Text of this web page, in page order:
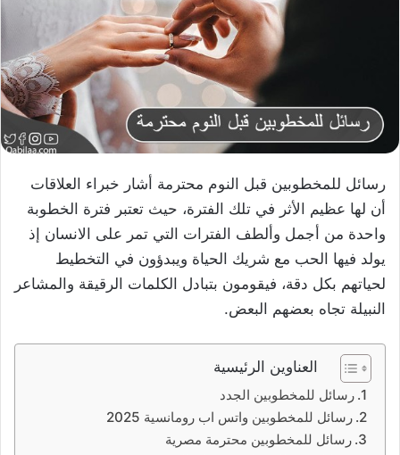
رسائل للمخطوبين قبل النوم محترمة أشار خبراء العلاقات
أن لها عظيم الأثر في تلك الفترة، حيث تعتبر فترة الخطوبة
واحدة من أجمل وألطف الفترات التي تمر على الانسان إذ
يولد فيها الحب مع شريك الحياة ويبدؤون في التخطيط
لحياتهم بكل دقة، فيقومون بتبادل الكلمات الرقيقة والمشاعر
النبيلة تجاه بعضهم البعض.
العناوين الرئيسية
رسائل للمخطوبين الجدد
رسائل للمخطوبين واتس اب رومانسية 2025
رسائل للمخطوبين محترمة مصرية